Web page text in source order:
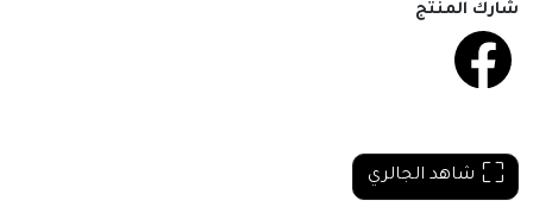
شارك المنتج
شاهد الجالري